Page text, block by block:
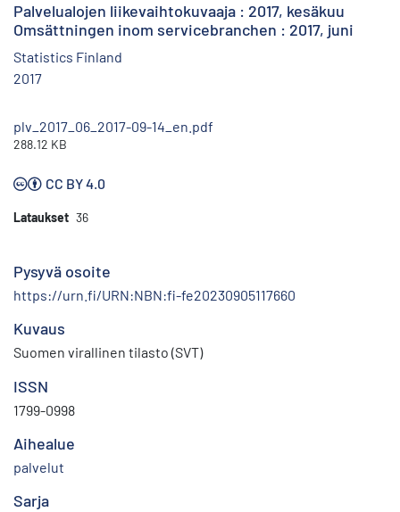
Palvelualojen liikevaihtokuvaaja : 2017, kesäkuu
Omsättningen inom servicebranchen : 2017, juni
Statistics Finland
2017
plv_2017_06_2017-09-14_en.pdf
288.12 KB
CC BY 4.0
Lataukset 36
Pysyvä osoite
https://urn.fi/URN:NBN:fi-fe20230905117660
Kuvaus
Suomen virallinen tilasto (SVT)
ISSN
1799-0998
Aihealue
palvelut
Sarja